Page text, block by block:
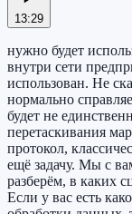
13:29
нужно будет
внутри сети
использован. Не
нормально
будет не
перетаскивания
протокол,
ещё задачу. Мы с
разберём, в каких
Если у вас есть